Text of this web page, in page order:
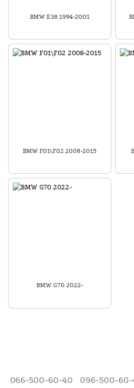
BMW E38 1994-2001
BMW F01\F02 2008-2015
BMW G70 2022-
066-500-60-40 096-500-60-